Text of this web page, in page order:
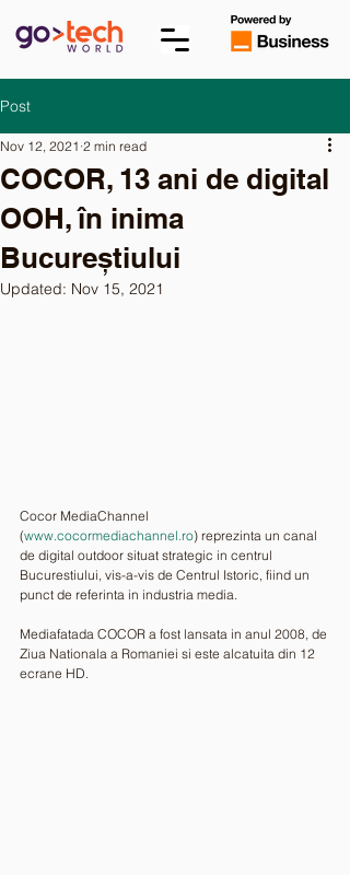
Post
COCOR, 13 ani de digital
OOH, în inima
Bucureștiului
Nov 12, 2021 2 min read
Updated: Nov 15, 2021
Cocor MediaChannel
(www.cocormediachannel.ro) reprezinta un canal
de digital outdoor situat strategic in centrul
Bucurestiului, vis-a-vis de Centrul Istoric, fiind un
punct de referinta in industria media.
Mediafatada COCOR a fost lansata in anul 2008, de
Ziua Nationala a Romaniei si este alcatuita din 12
ecrane HD.